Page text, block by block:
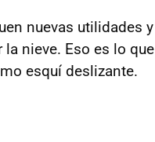
nuevas utilidades y
nieve. Eso es lo que
esquí deslizante.